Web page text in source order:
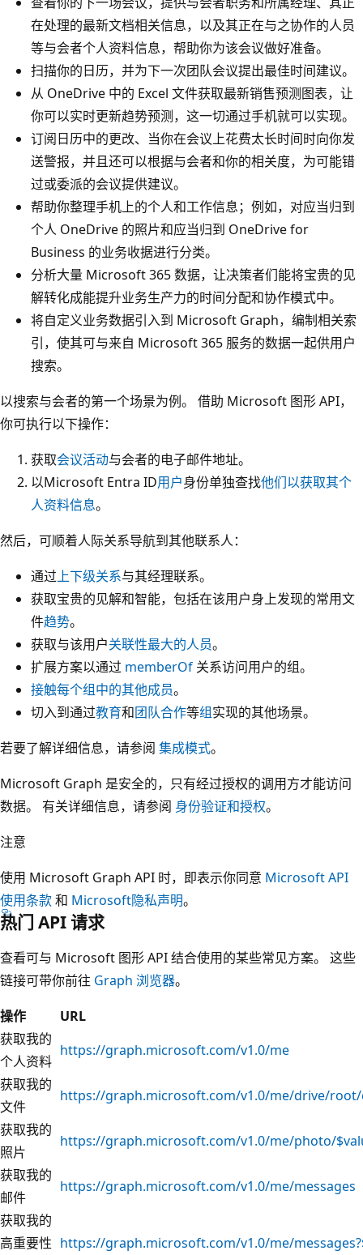
在处理的最新文档相关信息，以及其正在与之协作的人员
等与会者个人资料信息，帮助你为该会议做好准备。
扫描你的日历，并为下一次团队会议提出最佳时间建议。
从 OneDrive 中的 Excel 文件获取最新销售预测图表，让
你可以实时更新趋势预测，这一切通过手机就可以实现。
订阅日历中的更改、当你在会议上花费太长时间时向你发
送警报，并且还可以根据与会者和你的相关度，为可能错
过或委派的会议提供建议。
帮助你整理手机上的个人和工作信息；例如，对应当归到
个人 OneDrive 的照片和应当归到 OneDrive for
Business 的业务收据进行分类。
分析大量 Microsoft 365 数据，让决策者们能将宝贵的见
解转化成能提升业务生产力的时间分配和协作模式中。
将自定义业务数据引入到 Microsoft Graph，编制相关索
引，使其可与来自 Microsoft 365 服务的数据一起供用户
搜索。
以搜索与会者的第一个场景为例。 借助 Microsoft 图形 API，
你可执行以下操作：
获取会议活动与会者的电子邮件地址。
以Microsoft Entra ID用户身份单独查找他们以获取其个
人资料信息。
然后，可顺着人际关系导航到其他联系人：
通过上下级关系与其经理联系。
获取宝贵的见解和智能，包括在该用户身上发现的常用文
件趋势。
获取与该用户关联性最大的人员。
扩展方案以通过 memberOf 关系访问用户的组。
接触每个组中的其他成员。
切入到通过教育和团队合作等组实现的其他场景。
若要了解详细信息，请参阅 集成模式。
Microsoft Graph 是安全的，只有经过授权的调用方才能访问
数据。 有关详细信息，请参阅 身份验证和授权。
注意
使用 Microsoft Graph API 时，即表示你同意 Microsoft API
使用条款和 Microsoft隐私声明。
热门 API 请求
查看可与 Microsoft 图形 API 结合使用的某些常见方案。 这些
链接可带你前往 Graph 浏览器。
操作
URL
获取我的
个人资料
https://graph.microsoft.com/v1.0/me
获取我的
文件
https://graph.microsoft.com/v1.0/me/drive/
获取我的
照片
https://graph.microsoft.com/v1.0/me/photo/
获取我的
邮件
https://graph.microsoft.com/v1.0/me/messages
获取我的
高重要性 https://graph.microsoft.com/v1.0/me/